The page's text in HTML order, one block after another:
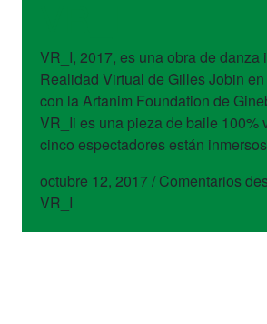
VR_I, 2017, es una obra de danza
Realidad Virtual de Gilles Jobin
con la Artanim Foundation de
VR_Ii es una pieza de baile 100%
cinco espectadores están
octubre 12, 2017/ Comentarios
VR_I